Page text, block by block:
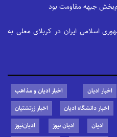
جبهه مقاومت بود
اسلامی ایران در کربلای معلی به
اخبار ادیان
اخبار ادیان و مذاهب
اخبار دانشگاه ادیان
اخبار زرتشتیان
ادیان ادیان نیوز
ادیان‌نیوز